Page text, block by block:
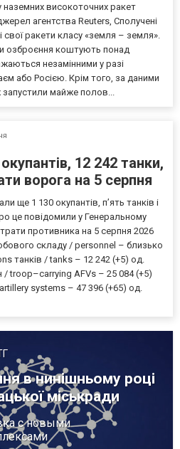
високоточних ракет
агентства Reuters, Сполучені
ракети класу «земля – земля».
озброєння коштують понад
незамінними у разі
або Росією. Крім того, за даними
майже полов...
12 242 танки,
ворога на 5 серпня
ще 1 130 окупантів, пʼять танків і
це повідомили у Генеральному
противника на 5 серпня 2026
складу / personnel – близько
танків / tanks – 12 242 (+5) од.
troop–carrying AFVs – 25 084 (+5)
systems – 47 396 (+65) од.
в нинішньому році
міськради
с новыми